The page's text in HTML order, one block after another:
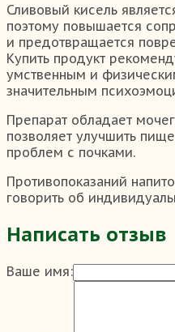
Сливовый кисель
поэтому повышается
и предотвращается
Купить продукт
умственным и
значительным
Препарат обладает
позволяет улучшить
проблем с почками.
Противопоказаний
говорить об
Написать отзыв
Ваше имя: